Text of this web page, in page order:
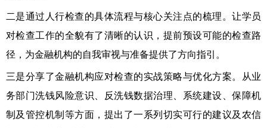
二是通过人行检查的具体流程与核心关注点的梳理。让学员
对检查工作的全貌有了清晰的认识，提前预设可能的检查路
径，为金融机构的自我审视与准备提供了方向指引。
三是分享了金融机构应对检查的实战策略与优化方案。从业
务部门洗钱风险意识、反洗钱数据治理、系统建设、保障机
制及管控机制等方面，提出了一系列切实可行的建议及农信